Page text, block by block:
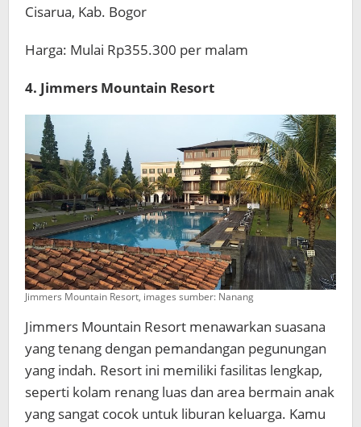
Cisarua, Kab. Bogor
Harga: Mulai Rp355.300 per malam
4. Jimmers Mountain Resort
Jimmers Mountain Resort, images sumber: Nanang
Jimmers Mountain Resort menawarkan suasana
yang tenang dengan pemandangan pegunungan
yang indah. Resort ini memiliki fasilitas lengkap,
seperti kolam renang luas dan area bermain anak
yang sangat cocok untuk liburan keluarga. Kamu